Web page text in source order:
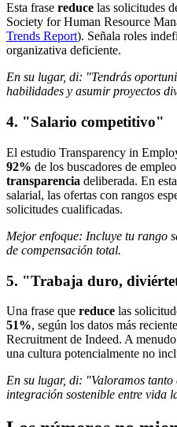
Esta frase reduce las solicitudes
Society for Human Resource
Trends Report). Señala roles
organizativa deficiente.
En su lugar, di: "Tendrás
habilidades y asumir proyectos
4. "Salario competitivo"
El estudio Transparency in
92% de los buscadores de
transparencia deliberada. En
salarial, las ofertas con rangos
solicitudes cualificadas.
Mejor enfoque: Incluye tu rango
de compensación total.
5. "Trabaja duro,
Una frase que reduce las
51%, según los datos más
Recruitment de Indeed. A
una cultura potencialmente no
En su lugar, di: "Valoramos
integración sostenible entre vida